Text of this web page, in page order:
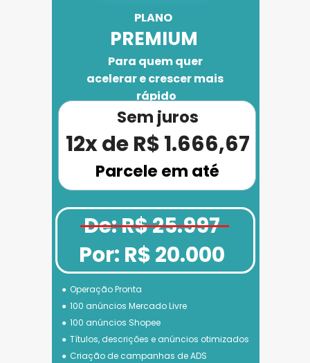
PLANO
PREMIUM
Operação Pronta
100 anúncios Mercado Livre
100 anúncios Shopee
Títulos, descrições e anúncios otimizados
Criação de campanhas de ADS
Para quem quer
acelerar e crescer mais
rápido
Parcele em até
12x de R$ 1.666,67
Sem juros
De: R$ 25.997
Por: R$ 20.000